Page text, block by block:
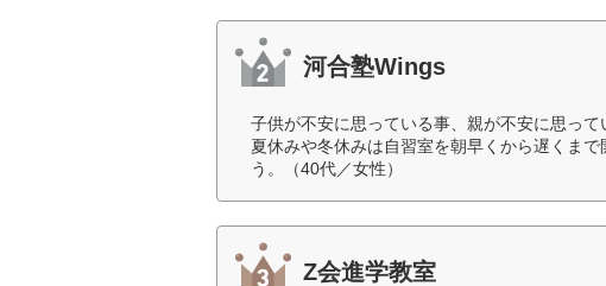
河合塾Wings
子供が不安に思っている事、親が不安に思っ
夏休みや冬休みは自習室を朝早くから遅くま
う。（40代／女性）
Z会進学教室